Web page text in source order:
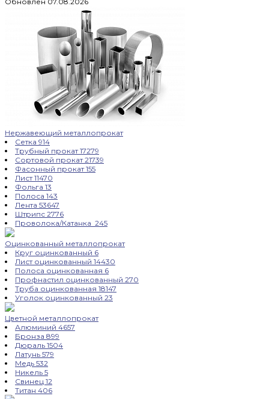
Нержавеющий металлопрокат
Сетка 914
Трубный прокат17279
Сортовой прокат21739
Фасонный прокат155
Лист11470
Фольга 13
Полоса 143
Лента 53647
Штрипс 2776
Проволока/Катанка 245
Оцинкованный металлопрокат
Круг оцинкованный 6
Лист оцинкованный 14430
Полоса оцинкованная 6
Профнастил оцинкованный 270
Труба оцинкованная 18147
Уголок оцинкованный 23
Цветной металлопрокат
Алюминий 4657
Бронза 899
Дюраль 1504
Латунь 579
Медь 532
Никель 5
Свинец 12
Титан 406